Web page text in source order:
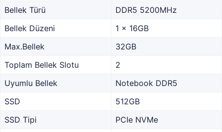
Bellek Türü
DDR5 5200MHz
Bellek Düzeni
1 x 16GB
Max.Bellek
32GB
Toplam Bellek Slotu
2
Uyumlu Bellek
Notebook DDR5
SSD
512GB
SSD Tipi
PCIe NVMe